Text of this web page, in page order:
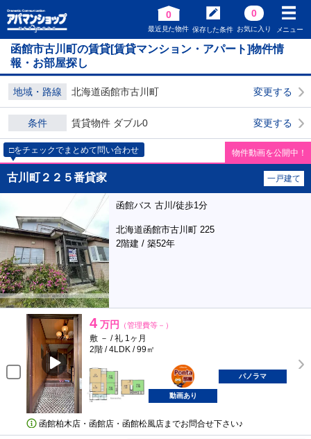
0
最近見た物件 保存した条件
0
お気に入り メニュー
函館市古川町の賃貸[賃貸マンション・アパート]物件情
報・お部屋探し
地域・路線 北海道函館市古川町 変更する
条件 賃貸物件 ダブル0 変更する
□をチェックでまとめて問い合わせ 物件動画を公開中！
古川町２２５番貸家 一戸建て
函館バス 古川/徒歩1分
北海道函館市古川町 225
2階建 / 築52年
4 万円 （管理費等－）
敷 － / 礼 1ヶ月
2階 / 4LDK / 99㎡
ポンタ
部屋
パノラマ
動画あり
函館柏木店・函館店・函館松風店までお問合せ下さい♪